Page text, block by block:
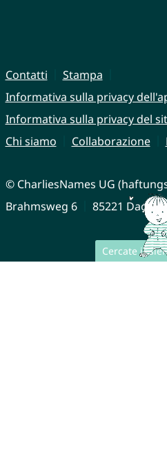
Cercate
Contatti
Stampa
Informativa sulla privacy
Informativa sulla privacy del
Chi siamo
Collaborazione
© CharliesNames UG
Brahmsweg 6
85221 Dachau